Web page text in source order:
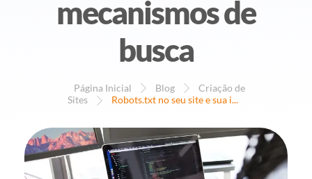
Página Inicial Blog
Criação de
Sites
Robots.txt no seu site e sua i...
mecanismos de
busca